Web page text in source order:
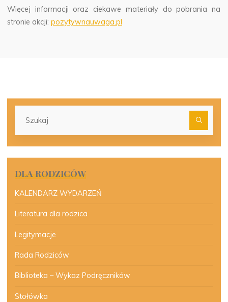
Więcej informacji oraz ciekawe materiały do pobrania na
stronie akcji:pozytywnauwaga.pl
DLA RODZICÓW
KALENDARZ WYDARZEŃ
Literatura dla rodzica
Legitymacje
Rada Rodziców
Biblioteka – Wykaz Podręczników
Stołówka